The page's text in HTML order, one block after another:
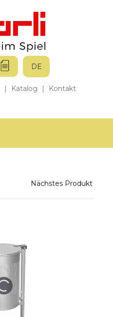
| Katalog | Kontakt
DE
Nächstes Produkt